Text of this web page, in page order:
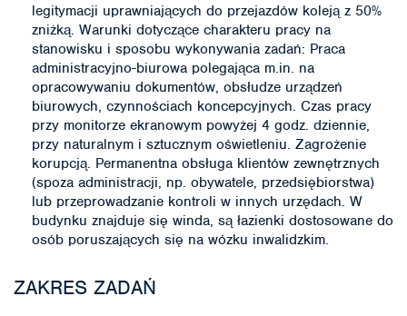
legitymacji uprawniających do przejazdów koleją z 50%
zniżką. Warunki dotyczące charakteru pracy na
stanowisku i sposobu wykonywania zadań: Praca
administracyjno-biurowa polegająca m.in. na
opracowywaniu dokumentów, obsłudze urządzeń
biurowych, czynnościach koncepcyjnych. Czas pracy
przy monitorze ekranowym powyżej 4 godz. dziennie,
przy naturalnym i sztucznym oświetleniu. Zagrożenie
korupcją. Permanentna obsługa klientów zewnętrznych
(spoza administracji, np. obywatele, przedsiębiorstwa)
lub przeprowadzanie kontroli w innych urzędach. W
budynku znajduje się winda, są łazienki dostosowane do
osób poruszających się na wózku inwalidzkim.
ZAKRES ZADAŃ